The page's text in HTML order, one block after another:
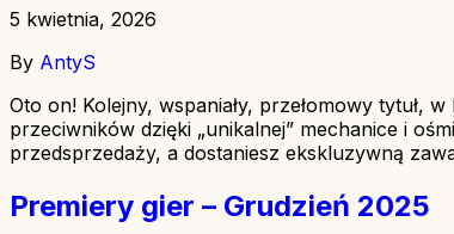
5 kwietnia, 2026
By AntyS
Oto on! Kolejny, wspaniały, przełomowy tytuł,
przeciwników dzięki „unikalnej” mechanice i
przedsprzedaży, a dostaniesz ekskluzywną
Premiery gier – Grudzień 2025